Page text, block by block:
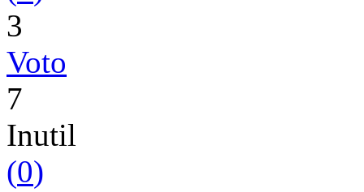
3
Voto
7
Inutil
(0)